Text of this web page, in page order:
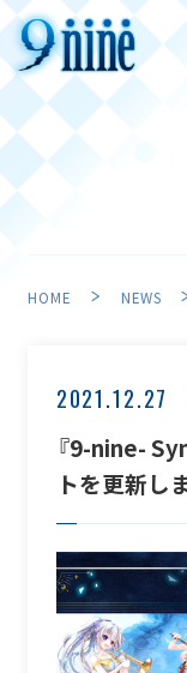
アバウト
ANIME
アニメ
グッズ
HOME NEWS
2021.12.27
『9-nine-
トを更新し